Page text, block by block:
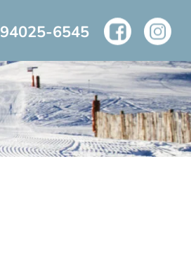
94025-6545